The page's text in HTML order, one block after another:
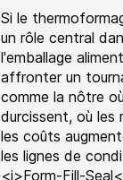
Si le
un rôle central
l'emballage
affronter un
comme la nôtre
durcissent, où les
les coûts
les lignes de
<i>Form-Fill-